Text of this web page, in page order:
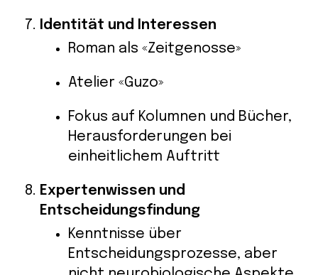
Identität und Interessen
Roman als «Zeitgenosse»
Atelier «Guzo»
Fokus auf Kolumnen und Bücher,
Herausforderungen bei
einheitlichem Auftritt
Expertenwissen und
Entscheidungsfindung
Kenntnisse über
Entscheidungsprozesse, aber